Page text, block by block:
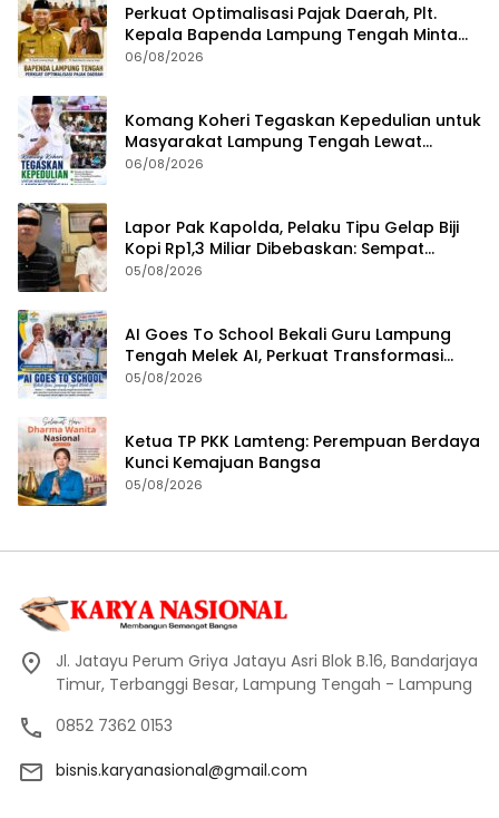
Perkuat Optimalisasi Pajak Daerah, Plt.
Kepala Bapenda Lampung Tengah Minta
Seluruh Pengelola Tingkatkan Inovasi dan
06/08/2026
Komang Koheri Tegaskan Kepedulian untuk
Masyarakat Lampung Tengah Lewat
Penyaluran Bantuan Disabilitas
06/08/2026
Lapor Pak Kapolda, Pelaku Tipu Gelap Biji
Kopi Rp1,3 Miliar Dibebaskan: Sempat
Ditangkap di Jawa Tengah dan Ditahan di
05/08/2026
AI Goes To School Bekali Guru Lampung
Tengah Melek AI, Perkuat Transformasi
Pendidikan Digital
05/08/2026
Ketua TP PKK Lamteng: Perempuan Berdaya
Kunci Kemajuan Bangsa
05/08/2026
Jl. Jatayu Perum Griya Jatayu Asri Blok B.16, Bandarjaya
Timur, Terbanggi Besar, Lampung Tengah - Lampung
0852 7362 0153
bisnis.karyanasional@gmail.com